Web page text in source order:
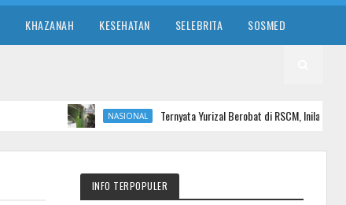
KHAZANAH KESEHATAN SELEBRITA SOSMED
NASIONAL Ternyata Yurizal Berobat di RSCM, Inilah Penyebabnya
INFO TERPOPULER